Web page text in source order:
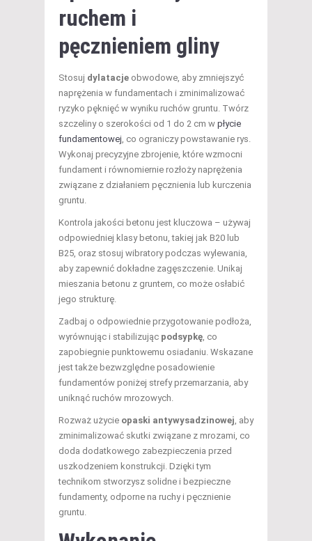
ruchem i
pęcznieniem gliny
Stosuj dylatacje obwodowe, aby zmniejszyć
naprężenia w fundamentach i zminimalizować
ryzyko pęknięć w wyniku ruchów gruntu. Twórz
szczeliny o szerokości od 1 do 2 cm w płycie
fundamentowej , co ograniczy powstawanie rys.
Wykonaj precyzyjne zbrojenie, które wzmocni
fundament i równomiernie rozłoży naprężenia
związane z działaniem pęcznienia lub kurczenia
gruntu.
Kontrola jakości betonu jest kluczowa – używaj
odpowiedniej klasy betonu, takiej jak B20 lub
B25, oraz stosuj wibratory podczas wylewania,
aby zapewnić dokładne zagęszczenie. Unikaj
mieszania betonu z gruntem, co może osłabić
jego strukturę.
Zadbaj o odpowiednie przygotowanie podłoża,
wyrównując i stabilizując podsypkę , co
zapobiegnie punktowemu osiadaniu. Wskazane
jest także bezwzględne posadowienie
fundamentów poniżej strefy przemarzania, aby
uniknąć ruchów mrozowych.
Rozważ użycie opaski antywysadzinowej , aby
zminimalizować skutki związane z mrozami, co
doda dodatkowego zabezpieczenia przed
uszkodzeniem konstrukcji. Dzięki tym
technikom stworzysz solidne i bezpieczne
fundamenty, odporne na ruchy i pęcznienie
gruntu.